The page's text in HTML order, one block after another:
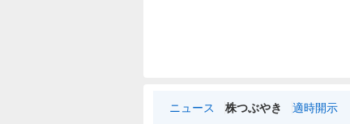
ニュース 株つぶやき 適時開示